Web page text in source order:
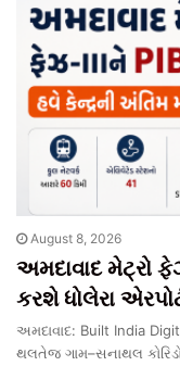
August 8, 2026
અમદાવાદ મેટ્રો
કરશે ધોલેરા
અમદાવાદ: Built India
થલતેજ ગામ–સનાથલ